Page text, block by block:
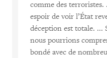
comme des terroristes.
espoir de voir l’État
déception est totale. ...
nous pourrions
bondé avec de